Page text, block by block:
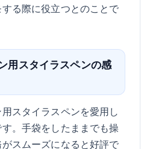
る際に役立つとのことで
用スタイラスペンの感
スタイラスペンを愛用し
。手袋をしたままでも操
スムーズになると好評で